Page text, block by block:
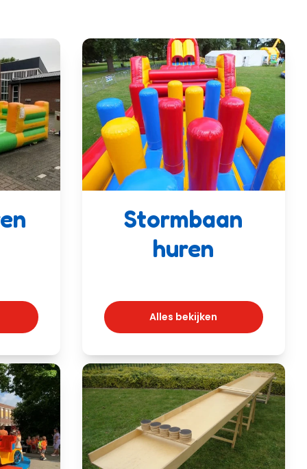
Stormbaan
huren
Alles bekijken